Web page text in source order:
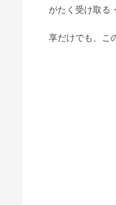
がたく受け取る
享だけでも、こ